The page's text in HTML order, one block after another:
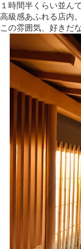
１時間半くらい並ん
高級感あふれる店内
この雰囲気、好きだ